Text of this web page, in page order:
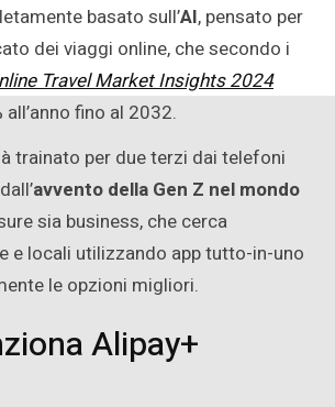
basato sull’AI, pensato per
dei viaggi online, che secondo i
Travel Market Insights 2024
fino al 2032.
trainato per due terzi dai telefoni
avvento della Gen Z nel mondo
sia business, che cerca
e locali utilizzando app tutto-in-uno
le opzioni migliori.
Alipay+